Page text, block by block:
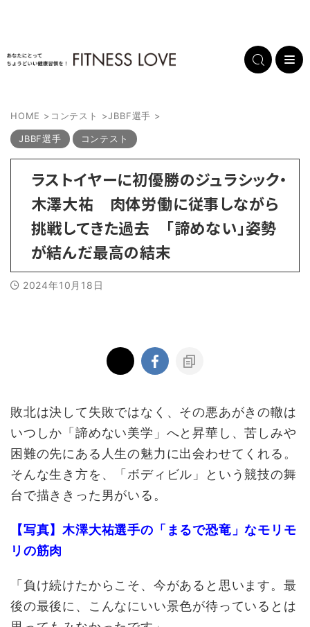
HOME > コンテスト >JBBF選手 >
JBBF選手 コンテスト
ラストイヤーに初優勝のジュラシック・
木澤大祐 肉体労働に従事しながら
挑戦してきた過去 「諦めない」姿勢
が結んだ最高の結末
2024年10月18日
敗北は決して失敗ではなく、その悪あがきの轍は
いつしか「諦めない美学」へと昇華し、苦しみや
困難の先にある人生の魅力に出会わせてくれる。
そんな生き方を、「ボディビル」という競技の舞
台で描ききった男がいる。
【写真】木澤大祐選手の「まるで恐竜」なモリモ
リの筋肉
「負け続けたからこそ、今があると思います。最
後の最後に、こんなにいい景色が待っているとは